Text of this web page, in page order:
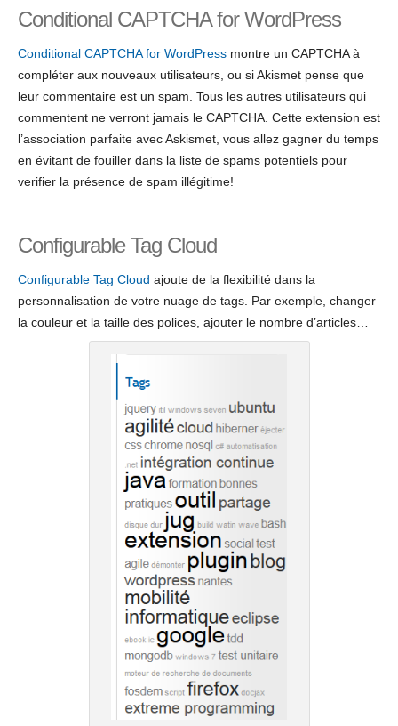
Conditional CAPTCHA for WordPress
Conditional CAPTCHA for WordPress montre un CAPTCHA à
compléter aux nouveaux utilisateurs, ou si Akismet pense que
leur commentaire est un spam. Tous les autres utilisateurs qui
commentent ne verront jamais le CAPTCHA. Cette extension est
l’association parfaite avec Askismet, vous allez gagner du temps
en évitant de fouiller dans la liste de spams potentiels pour
verifier la présence de spam illégitime!
Configurable Tag Cloud
Configurable Tag Cloud ajoute de la flexibilité dans la
personnalisation de votre nuage de tags. Par exemple, changer
la couleur et la taille des polices, ajouter le nombre d’articles…